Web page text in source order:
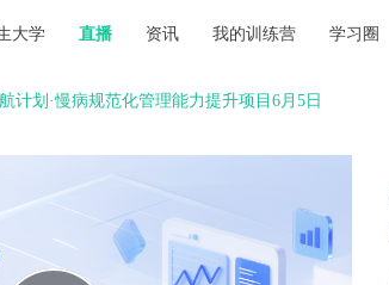
大学 直播 资讯 我的训练营 学习圈
划·慢病规范化管理能力提升项目6月5日